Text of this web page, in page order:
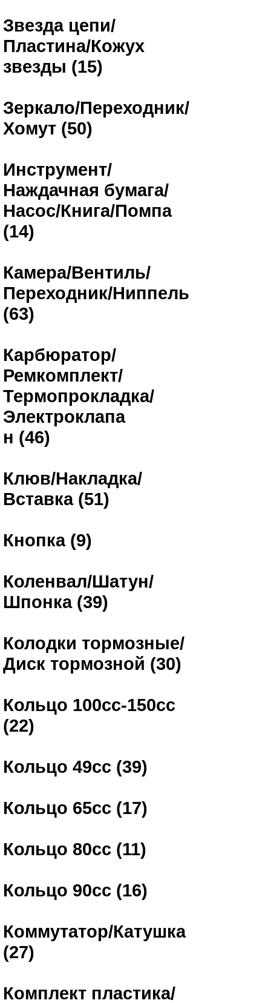
Звезда цепи/
Пластина/Кожух
звезды (15)
Зеркало/Переходник/
Хомут (50)
Инструмент/
Наждачная бумага/
Насос/Книга/Помпа
(14)
Камера/Вентиль/
Переходник/Ниппель
(63)
Карбюратор/
Ремкомплект/
Термопрокладка/
Электроклапа
н (46)
Клюв/Накладка/
Вставка (51)
Кнопка (9)
Коленвал/Шатун/
Шпонка (39)
Колодки тормозные/
Диск тормозной (30)
Кольцо 100сс-150сс
(22)
Кольцо 49сс (39)
Кольцо 65сс (17)
Кольцо 80сс (11)
Кольцо 90сс (16)
Коммутатор/Катушка
(27)
Комплект пластика/